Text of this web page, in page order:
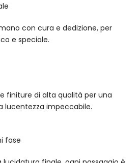
con cura e dedizione, per
e speciale.
finiture di alta qualità per una
lucentezza impeccabile.
fase